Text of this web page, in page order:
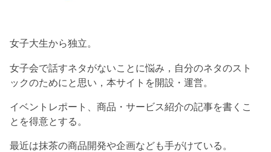
女子大生から独立。
女子会で話すネタがないことに悩み，自分のネタのスト
ックのためにと思い，本サイトを開設・運営。
イベントレポート、商品・サービス紹介の記事を書くこ
とを得意とする。
最近は抹茶の商品開発や企画なども手がけている。